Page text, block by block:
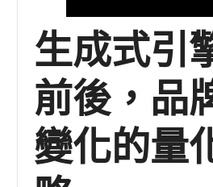
生成式引
前後，品
變化的量